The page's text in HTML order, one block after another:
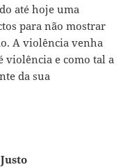
até hoje uma
para não mostrar
A violência venha
violência e como tal a
da sua